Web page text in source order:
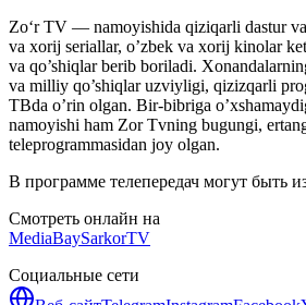
Zo‘r TV — namoyishida qiziqarli dastur
va xorij seriallar, o’zbek va xorij kinolar
va qo’shiqlar berib boriladi.
va milliy qo’shiqlar uzviyligi, qizizqarli
ТВda o’rin olgan. Bir-bibriga
namoyishi ham Zor Tvning bugungi,
teleprogrammasidan joy olgan.
В программе телепередач могут быть
Смотреть онлайн на
MediaBaySarkorTV
Социальные сети